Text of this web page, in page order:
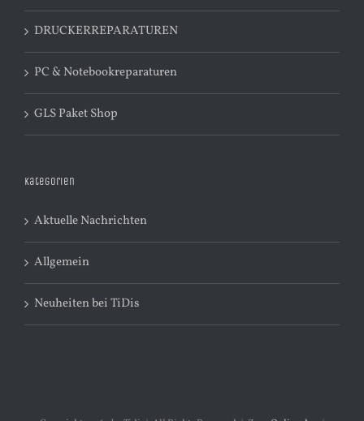
DRUCKERREPARATUREN
PC & Notebookreparaturen
GLS Paket Shop
Kategorien
Aktuelle Nachrichten
Allgemein
Neuheiten bei TiDis